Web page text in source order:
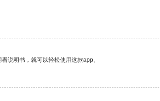
说明书，就可以轻松使用这款app。